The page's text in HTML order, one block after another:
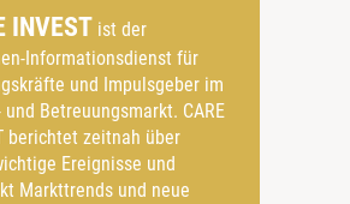
INVEST ist der
Informationsdienst für
und Impulsgeber im
und Betreuungsmarkt. CARE
berichtet zeitnah über
Ereignisse und
Markttrends und neue